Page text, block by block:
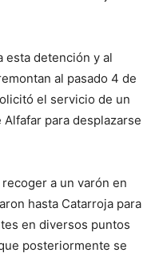
esta detención y al
al pasado 4 de
el servicio de un
para desplazarse
a un varón en
hasta Catarroja para
en diversos puntos
posteriormente se